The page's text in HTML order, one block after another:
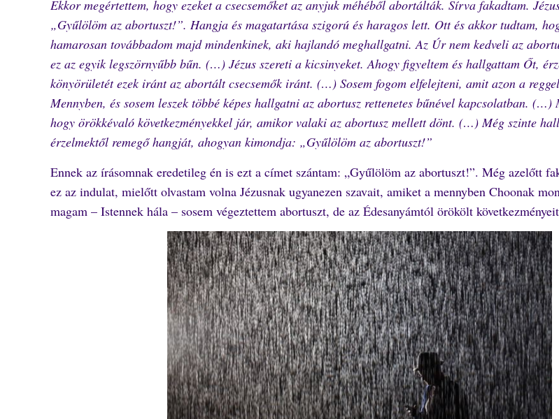
Ekkor megértettem, hogy ezeket a csecsemőket az anyjuk méhéből abortálták. Sírva fakadtam.
„Gyűlölöm az abortuszt!”. Hangja és magatartása szigorú és haragos lett. Ott és akkor tudtam,
hamarosan továbbadom majd mindenkinek, aki hajlandó meghallgatni. Az Úr nem kedveli az
ez az egyik legszörnyűbb bűn. (…) Jézus szereti a kicsinyeket. Ahogy figyeltem és hallgattam Őt,
könyörületét ezek iránt az abortált csecsemők iránt. (…) Sosem fogom elfelejteni, amit azon a
Mennyben, és sosem leszek többé képes hallgatni az abortusz rettenetes bűnével kapcsolatban. (…)
hogy örökkévaló következményekkel jár, amikor valaki az abortusz mellett dönt. (…) Még szinte
érzelmektől remegő hangját, ahogyan kimondja: „Gyűlölöm az abortuszt!”
Ennek az írásomnak eredetileg én is ezt a címet szántam: „Gyűlölöm az abortuszt!”. Még azelőtt
ez az indulat, mielőtt olvastam volna Jézusnak ugyanezen szavait, amiket a mennyben Choonak
magam – Istennek hála – sosem végeztettem abortuszt, de az Édesanyámtól örökölt